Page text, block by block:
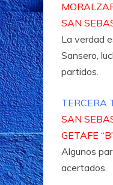
SAN
La verdad
Sansero,
partidos.
TERCERA
SAN
GETAFE
Algunos
acertados.